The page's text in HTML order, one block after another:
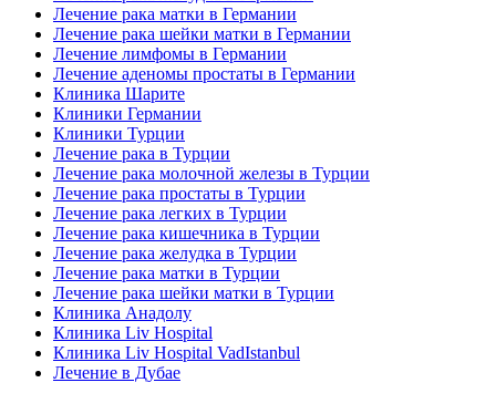
Лечение рака матки в Германии
Лечение рака шейки матки в Германии
Лечение лимфомы в Германии
Лечение аденомы простаты в Германии
Клиника Шарите
Клиники Германии
Клиники Турции
Лечение рака в Турции
Лечение рака молочной железы в Турции
Лечение рака простаты в Турции
Лечение рака легких в Турции
Лечение рака кишечника в Турции
Лечение рака желудка в Турции
Лечение рака матки в Турции
Лечение рака шейки матки в Турции
Клиника Анадолу
Клиника Liv Hospital
Клиника Liv Hospital VadIstanbul
Лечение в Дубае